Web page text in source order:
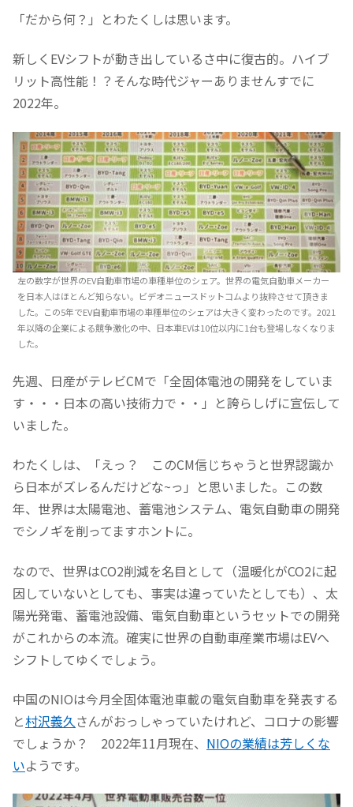
「だから何？」とわたくしは思います。
新しくEVシフトが動き出しているさ中に復古的。ハイブ
リット高性能！？そんな時代ジャーありませんすでに
2022年。
左の数字が世界のEV自動車市場の車種単位のシェア。世界の電気自動車メーカー
を日本人はほとんど知らない。ビデオニュースドットコムより抜粋させて頂きま
した。この5年でEV自動車市場の車種単位のシェアは大きく変わったのです。2021
年以降の企業による競争激化の中、日本車EVは10位以内に1台も登場しなくなりま
した。
先週、日産がテレビCMで「全固体電池の開発をしていま
す・・・日本の高い技術力で・・」と誇らしげに宣伝して
いました。
わたくしは、「えっ？ このCM信じちゃうと世界認識か
ら日本がズレるんだけどな~っ」と思いました。この数
年、世界は太陽電池、蓄電池システム、電気自動車の開発
でシノギを削ってますホントに。
なので、世界はCO2削減を名目として（温暖化がCO2に起
因していないとしても、事実は違っていたとしても）、太
陽光発電、蓄電池設備、電気自動車というセットでの開発
がこれからの本流。確実に世界の自動車産業市場はEVへ
シフトしてゆくでしょう。
中国のNIOは今月全固体電池車載の電気自動車を発表する
と村沢義久さんがおっしゃっていたけれど、コロナの影響
でしょうか？ 2022年11月現在、 NIOの業績は芳しくな
いようです。